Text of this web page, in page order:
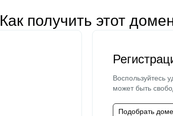
Как получить этот
может быть
Подобрать